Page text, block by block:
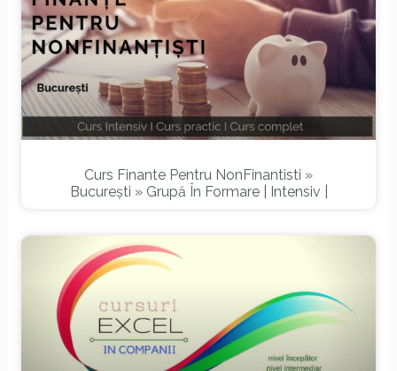
Curs Finante Pentru NonFinantisti »
București » Grupă În Formare | Intensiv |